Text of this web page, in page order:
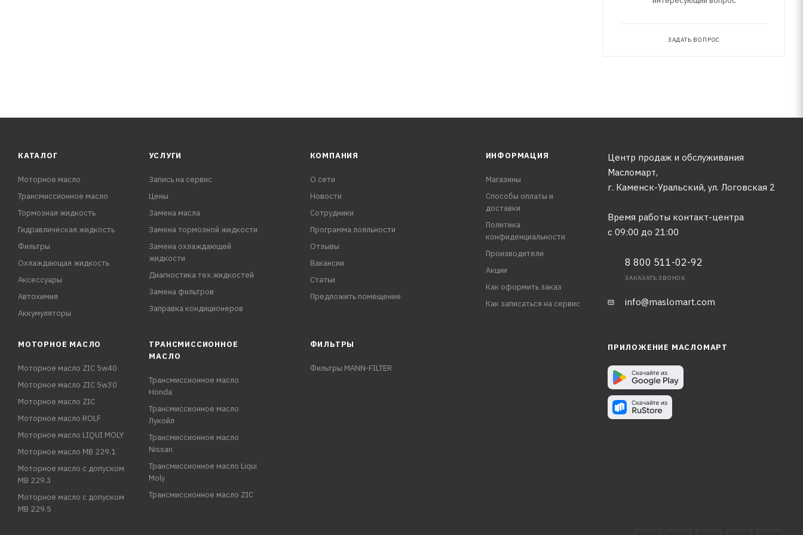
ЗАДАТЬ ВОПРОС
КАТАЛОГ
Моторное масло
Трансмиссионное масло
Тормозная жидкость
Гидравлическая жидкость
Фильтры
Охлаждающая жидкость
Аксессуары
Автохимия
Аккумуляторы
УСЛУГИ
Запись на сервис
Цены
Замена масла
Замена тормозной жидкости
Замена охлаждающей
жидкости
Диагностика тех.жидкостей
Замена фильтров
Заправка кондиционеров
КОМПАНИЯ
О сети
Новости
Сотрудники
Программа лояльности
Отзывы
Вакансии
Статьи
Предложить помещение
ИНФОРМАЦИЯ
Магазины
Способы оплаты и
доставки
Политика
конфиденциальности
Производители
Акции
Как оформить заказ
Как записаться на сервис
Центр продаж и обслуживания
Масломарт,
г. Каменск-Уральский, ул. Логовская 2
Время работы контакт-центра
с 09:00 до 21:00
8 800 511-02-92
ЗАКАЗАТЬ ЗВОНОК
info@maslomart.com
МОТОРНОЕ МАСЛО
Моторное масло ZIC 5w40
Моторное масло ZIC 5w30
Моторное масло ZIC
Моторное масло ROLF
Моторное масло LIQUI MOLY
Моторное масло MB 229.1
Моторное масло с допуском
MB 229.3
Моторное масло с допуском
MB 229.5
ТРАНСМИССИОННОЕ
МАСЛО
Трансмиссионное масло
Honda
Трансмиссионное масло
Лукойл
Трансмиссионное масло
Nissan
Трансмиссионное масло Liqui
Moly
Трансмиссионное масло ZIC
ФИЛЬТРЫ
Фильтры MANN-FILTER
ПРИЛОЖЕНИЕ МАСЛОМАРТ